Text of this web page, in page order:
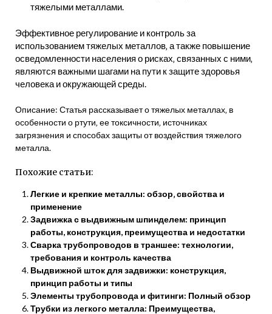
тяжелыми металлами.
Эффективное регулирование и контроль за
использованием тяжелых металлов‚ а также повышение
осведомленности населения о рисках‚ связанных с ними‚
являются важными шагами на пути к защите здоровья
человека и окружающей среды.
Описание: Статья рассказывает о тяжелых металлах‚ в
особенности о ртути‚ ее токсичности‚ источниках
загрязнения и способах защиты от воздействия тяжелого
металла.
Похожие статьи:
Легкие и крепкие металлы: обзор‚ свойства и
применение
Задвижка с выдвижным шпинделем: принцип
работы, конструкция, преимущества и недостатки
Сварка трубопроводов в траншее: технологии,
требования и контроль качества
Выдвижной шток для задвижки: конструкция,
принцип работы и типы
Элементы трубопровода и фитинги: Полный обзор
Трубки из легкого металла: Преимущества,